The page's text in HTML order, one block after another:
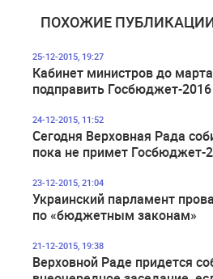
ПОХОЖИЕ
25-12-2015, 19:27
Кабинет министров до
подправить Госбюджет-2016
24-12-2015, 11:52
Сегодня Верховная Рада
пока не примет Госбюджет-
23-12-2015, 21:04
Украинский парламент
по «бюджетным законам»
21-12-2015, 19:38
Верховной Раде придется